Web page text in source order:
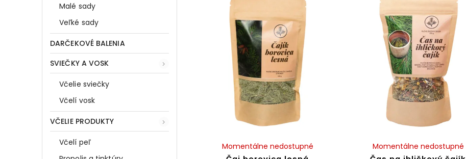
Malé sady
Veľké sady
DARČEKOVÉ BALENIA
SVIEČKY A VOSK
Včelie sviečky
Včelí vosk
VČELIE PRODUKTY
Včelí peľ
Momentálne nedostupné Momentálne nedostupné